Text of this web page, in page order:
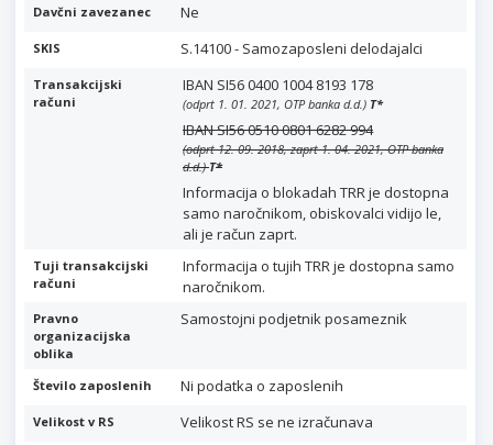
Davčni zavezanec Ne
SKIS S.14100 - Samozaposleni delodajalci
Transakcijski
računi
IBAN SI56 0400 1004 8193 178
(odprt 1. 01. 2021, OTP banka d.d.) T*
IBAN SI56 0510 0801 6282 994
(odprt 12. 09. 2018, zaprt 1. 04. 2021, OTP banka
d.d.)T*
Informacija o blokadah TRR je dostopna
samo naročnikom, obiskovalci vidijo le,
ali je račun zaprt.
Tuji transakcijski
računi
Informacija o tujih TRR je dostopna samo
naročnikom.
Pravno
organizacijska
oblika
Samostojni podjetnik posameznik
Število zaposlenih Ni podatka o zaposlenih
Velikost v RS Velikost RS se ne izračunava